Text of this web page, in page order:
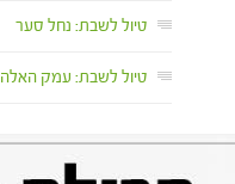
טיול לשבת: נחל סער
טיול לשבת: עמק האלה